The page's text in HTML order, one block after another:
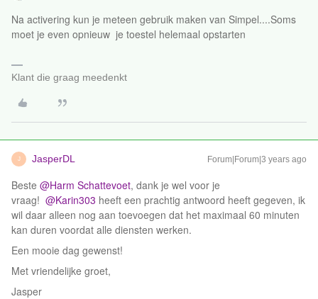
Na activering kun je meteen gebruik maken van Simpel....Soms
moet je even opnieuw je toestel helemaal opstarten
Klant die graag meedenkt
J JasperDL Forum|Forum|3 years ago
Beste @Harm Schattevoet, dank je wel voor je
vraag! @Karin303 heeft een prachtig antwoord heeft gegeven, ik
wil daar alleen nog aan toevoegen dat het maximaal 60 minuten
kan duren voordat alle diensten werken.
Een mooie dag gewenst!
Met vriendelijke groet,
Jasper